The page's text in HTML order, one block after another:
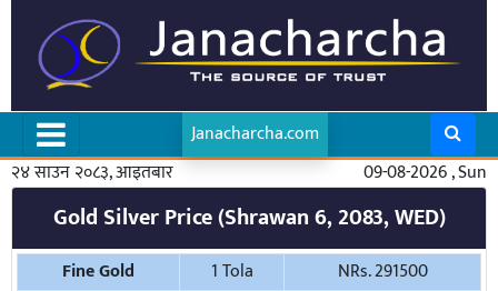
Janacharcha.com
२४ साउन २०८३, आइतबार
09-08-2026 , Sun
Gold Silver Price (Shrawan 6, 2083, WED)
Fine Gold 1 Tola
NRs. 291500